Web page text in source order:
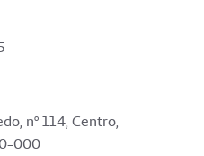
nº 114, Centro,
000